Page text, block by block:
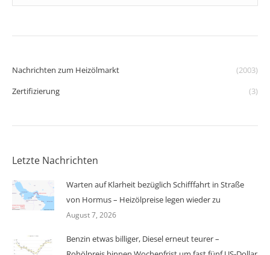
Nachrichten zum Heizölmarkt
(2003)
Zertifizierung
(3)
Letzte Nachrichten
Warten auf Klarheit bezüglich Schifffahrt in Straße
von Hormus – Heizölpreise legen wieder zu
August 7, 2026
Benzin etwas billiger, Diesel erneut teurer –